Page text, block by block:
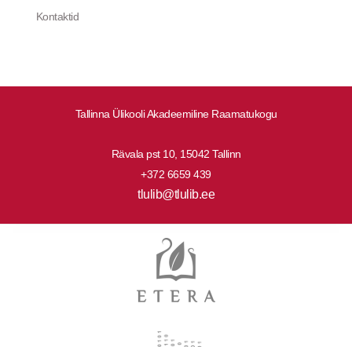
Tallinna Ülikooli Akadeemiline Raamatukogu
Rävala pst 10, 15042 Tallinn
+372 6659 439
tlulib@tlulib.ee
Kontaktid